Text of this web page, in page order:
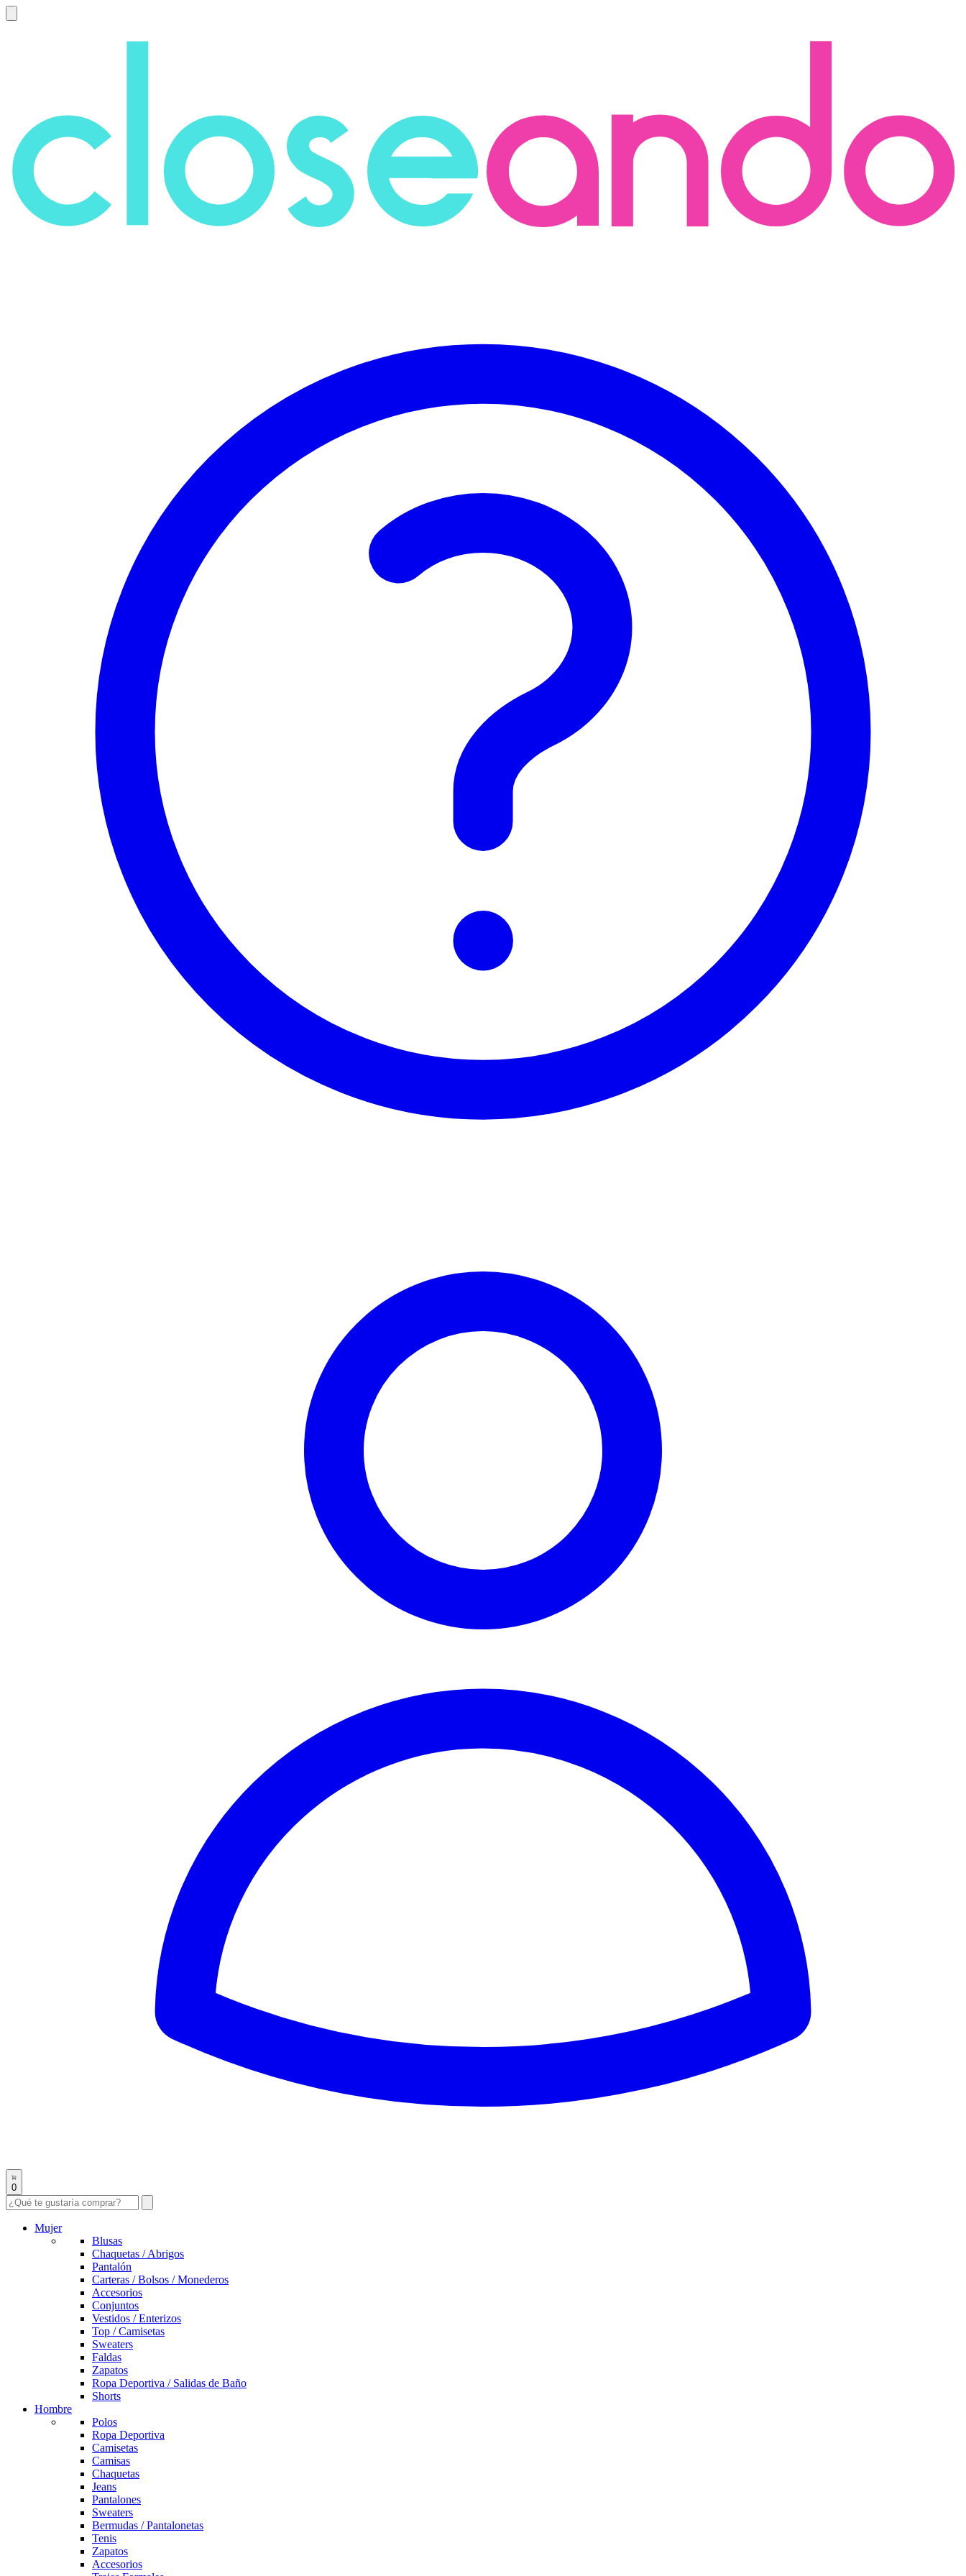
0
Mujer
Blusas
Chaquetas / Abrigos
Pantalón
Carteras / Bolsos / Monederos
Accesorios
Conjuntos
Vestidos / Enterizos
Top / Camisetas
Sweaters
Faldas
Zapatos
Ropa Deportiva / Salidas de Baño
Shorts
Hombre
Polos
Ropa Deportiva
Camisetas
Camisas
Chaquetas
Jeans
Pantalones
Sweaters
Bermudas / Pantalonetas
Tenis
Zapatos
Accesorios